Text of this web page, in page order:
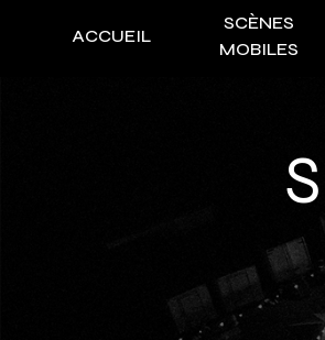
ACCUEIL
SCÈNES
MOBILES
Panneau de gestion des cookies